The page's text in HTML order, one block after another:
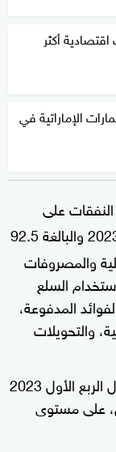
اقتصادية أكثر
الإماراتية في
على
خلال الربع الأول من عام 2023 والبالغة 92.5
والمصروفات
السلع
المدفوعة،
والتحويلات
وعلى صعيد نتائج بيان العمليات المالية خلال الربع الأول 2023
على مستوى